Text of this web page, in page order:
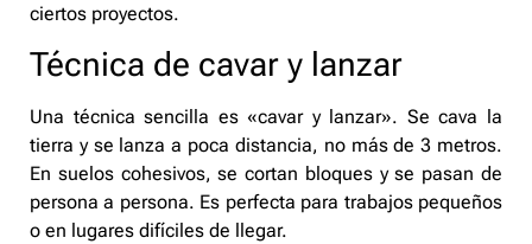
ciertos proyectos.
Técnica de cavar y lanzar
Una técnica sencilla es «cavar y lanzar». Se cava la
tierra y se lanza a poca distancia, no más de 3 metros.
En suelos cohesivos, se cortan bloques y se pasan de
persona a persona. Es perfecta para trabajos pequeños
o en lugares difíciles de llegar.